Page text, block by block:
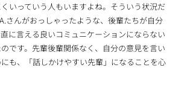
いっていう人もいますよね。そういう状況だ
さんがおっしゃったような、後輩たちが自分
に言える良いコミュニケーションにならない
です。先輩後輩関係なく、自分の意見を言い
も、「話しかけやすい先輩」になることを心